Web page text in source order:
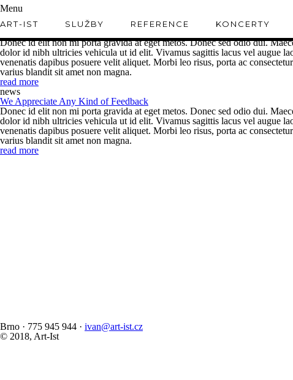
Menu
ART-IST SLUŽBY REFERENCE KONCERTY
news
Donec id elit non mi porta gravida at eget metos. Donec sed odio dui.
dolor id nibh ultricies vehicula ut id elit. Vivamus sagittis lacus vel augue
venenatis dapibus posuere velit aliquet. Morbi leo risus, porta ac
varius blandit sit amet non magna.
read more
news
We Appreciate Any Kind of Feedback
Donec id elit non mi porta gravida at eget metos. Donec sed odio dui.
dolor id nibh ultricies vehicula ut id elit. Vivamus sagittis lacus vel augue
venenatis dapibus posuere velit aliquet. Morbi leo risus, porta ac
varius blandit sit amet non magna.
read more
Brno · 775 945 944 · ivan@art-ist.cz
© 2018, Art-Ist